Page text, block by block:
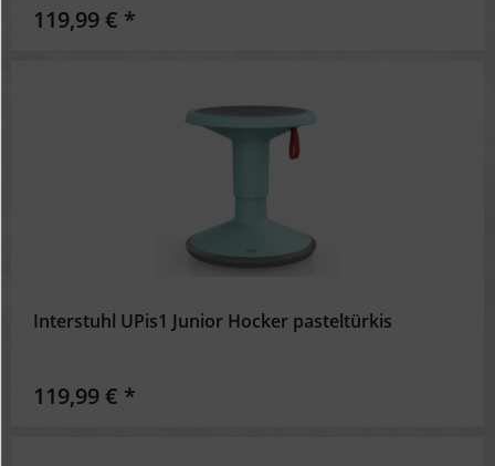
119,99 € *
Interstuhl UPis1 Junior Hocker pasteltürkis
119,99 € *